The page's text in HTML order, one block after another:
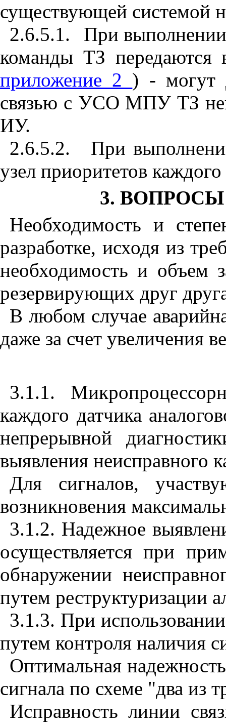
существующей системой
2.6.5.1.
При
команды ТЗ передаются
приложение 2 ) - могут
связью с УСО МПУ ТЗ
ИУ.
2.6.5.2.
При
узел приоритетов
3.
Необходимость и
разработке, исходя из
необходимость и объем
резервирующих друг
В любом случае
даже за счет увеличения
3.1.1.
каждого датчика
непрерывной
выявления неисправного
Для сигналов,
возникновения
3.1.2. Надежное
осуществляется при
обнаружении
путем реструктуризации
3.1.3. При
путем контроля наличия
Оптимальная
сигнала по схеме "два из
Исправность линии